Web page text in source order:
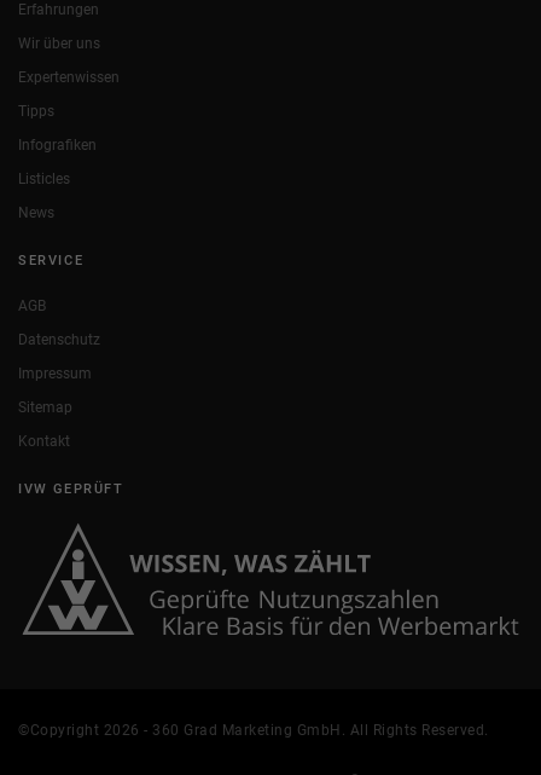
Erfahrungen
Wir über uns
Expertenwissen
Tipps
Infografiken
Listicles
News
SERVICE
AGB
Datenschutz
Impressum
Sitemap
Kontakt
IVW GEPRÜFT
©Copyright 2026 - 360 Grad Marketing GmbH. All Rights Reserved.